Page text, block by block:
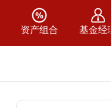
资产组合 基金经